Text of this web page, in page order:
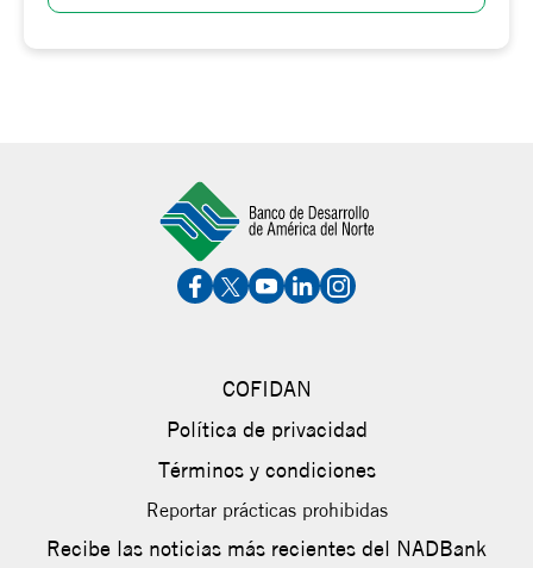
COFIDAN
Política de privacidad
Términos y condiciones
Reportar prácticas prohibidas
Recibe las noticias más recientes del NADBank